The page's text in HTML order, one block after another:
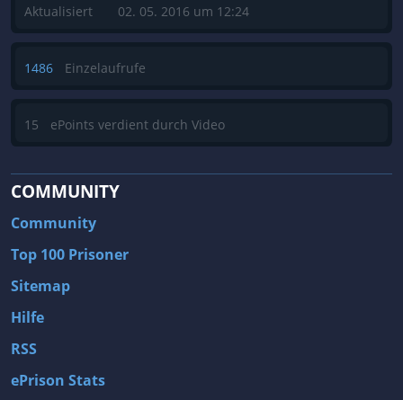
Aktualisiert
02. 05. 2016 um 12:24
1486 Einzelaufrufe
15 ePoints verdient durch Video
COMMUNITY
Community
Top 100 Prisoner
Sitemap
Hilfe
RSS
ePrison Stats